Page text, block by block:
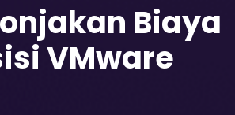
Biaya
VMware